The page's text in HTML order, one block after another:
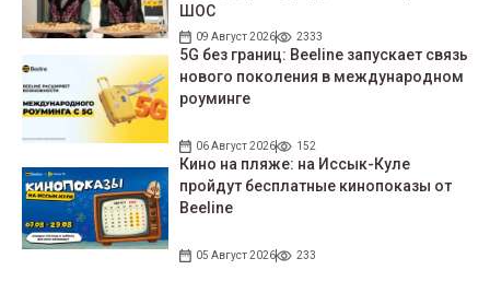
ШОС
09 Август 2026 2333
5G без границ: Beeline запускает связь
нового поколения в международном
роуминге
06 Август 2026 152
Кино на пляже: на Иссык-Куле
пройдут беcплатные кинопоказы от
Beeline
05 Август 2026 233